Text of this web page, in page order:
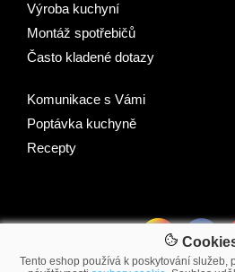
Tento eshop používá k poskytování služeb,
Výroba kuchyní
Montáž spotřebičů
Často kladené dotazy
Komunikace s Vámi
Poptávka kuchyně
Recepty